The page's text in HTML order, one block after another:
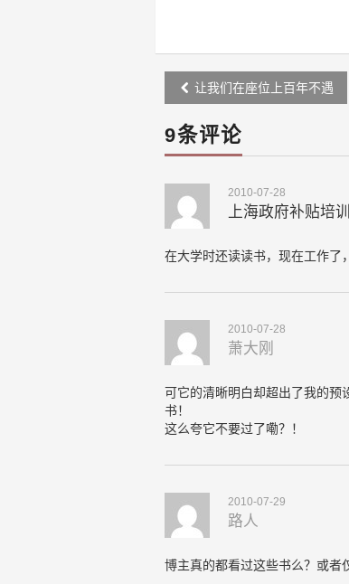
Post
navigation
让我们在座位上百年不遇
9条评论
2010-07-28
上海政府补贴培训
在大学时还读读书，现在工作了
2010-07-28
萧大刚
可它的清晰明白却超出了我的
书！
这么夸它不要过了嘞？！
2010-07-29
路人
博主真的都看过这些书么？或